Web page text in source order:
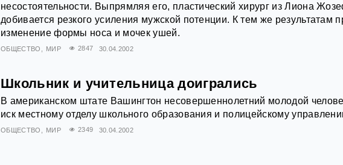
несостоятельности. Выпрямляя его, пластический хирург из Лиона
добивается резкого усиления мужской потенции. К тем же результатам
изменение формы носа и мочек ушей.
ОБЩЕСТВО МИР 2847 30.04.2002
Школьник и учительница доигрались
В американском штате Вашингтон несовершеннолетний молодой
иск местному отделу школьного образования и полицейскому
ОБЩЕСТВО МИР 2349 30.04.2002